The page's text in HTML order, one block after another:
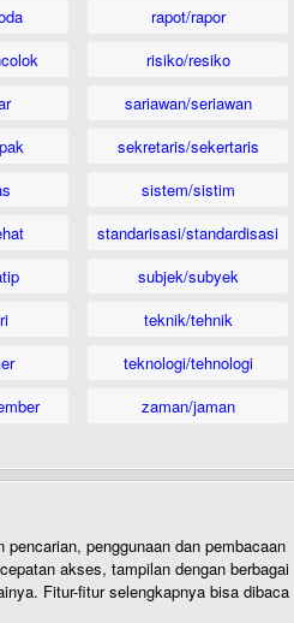
rapot/rapor
risiko/resiko
sariawan/seriawan
sekretaris/sekertaris
sistem/sistim
standarisasi/standardisasi
subjek/subyek
teknik/tehnik
teknologi/tehnologi
zaman/jaman
penggunaan dan pembacaan
akses, tampilan dengan berbagai
Fitur-fitur selengkapnya bisa dibaca